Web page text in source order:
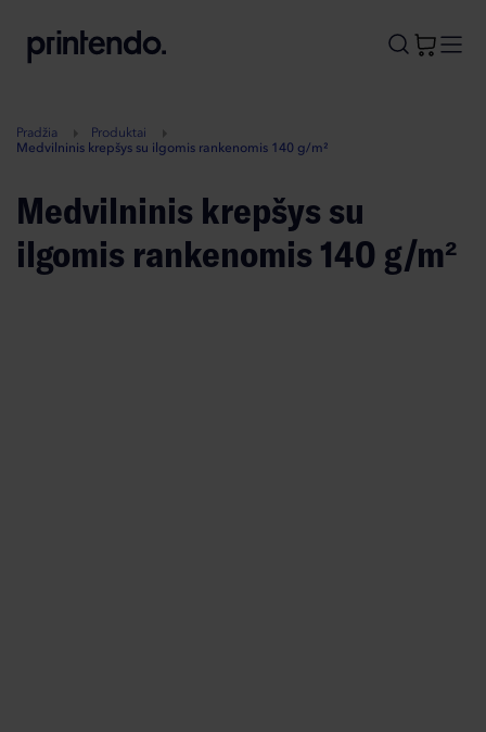
A
Pradžia
Produktai
Medvilninis krepšys su ilgomis rankenomis 140 g/m²
Medvilninis krepšys su
ilgomis rankenomis 140 g/m²